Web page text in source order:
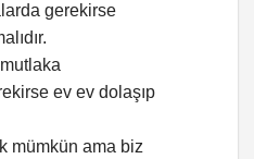
gerekirse
ev ev dolaşıp
mümkün ama biz